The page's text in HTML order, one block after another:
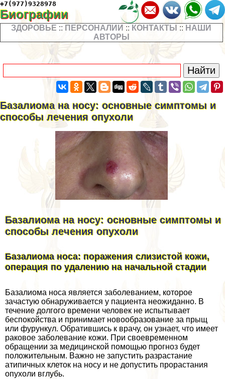
+7(977)9328978
Биографии
ЗДОРОВЬЕ :: ПЕРСОНАЛИИ :: КОНТАКТЫ :: НАШИ
АВТОРЫ
Базалиома на носу: основные симптомы и
способы лечения опухоли
Базалиома на носу: основные симптомы и
способы лечения опухоли
Базалиома носа: поражения слизистой кожи,
операция по удалению на начальной стадии
Базалиома носа является заболеванием, которое
зачастую обнаруживается у пациента неожиданно. В
течение долгого времени человек не испытывает
беспокойства и принимает новообразование за прыщ
или фурункул. Обратившись к врачу, он узнает, что имеет
paковое заболевание кожи. При своевременном
обращении за медицинской помощью прогноз будет
положительным. Важно не запустить разрастание
атипичных клеток на носу и не допустить прорастания
опухоли вглубь.